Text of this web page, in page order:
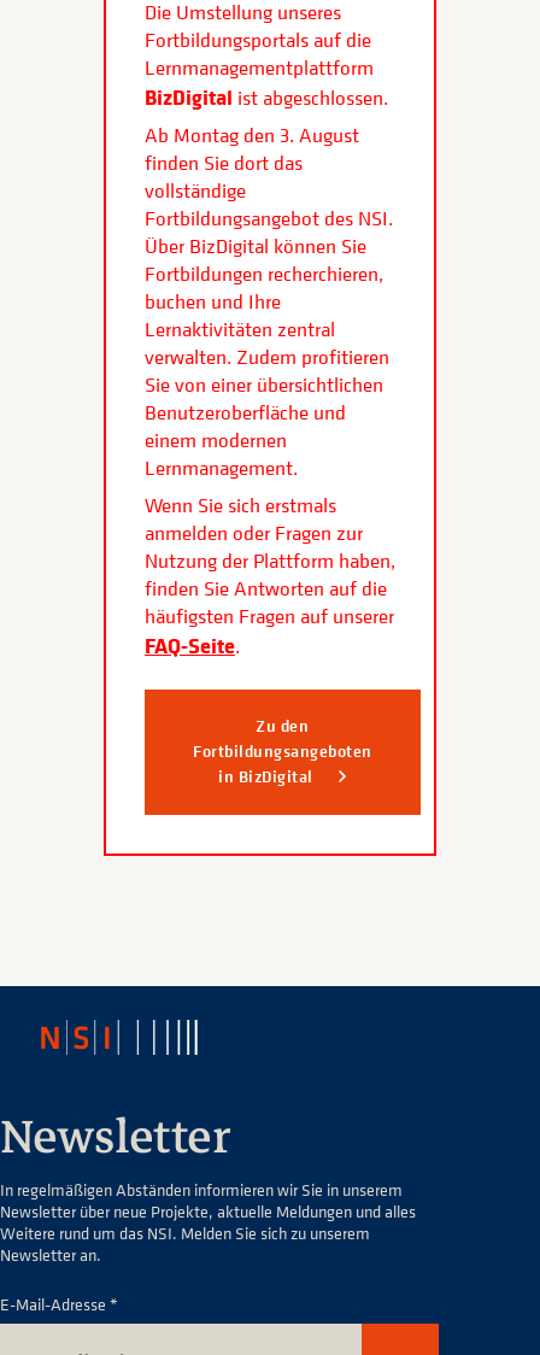
Die Umstellung unseres
Fortbildungsportals auf die
Lernmanagementplattform
BizDigital ist abgeschlossen.
Ab Montag den 3. August
finden Sie dort das
vollständige
Fortbildungsangebot des NSI.
Über BizDigital können Sie
Fortbildungen recherchieren,
buchen und Ihre
Lernaktivitäten zentral
verwalten. Zudem profitieren
Sie von einer übersichtlichen
Benutzeroberfläche und
einem modernen
Lernmanagement.
Wenn Sie sich erstmals
anmelden oder Fragen zur
Nutzung der Plattform haben,
finden Sie Antworten auf die
häufigsten Fragen auf unserer
FAQ-Seite.
Zu den
Fortbildungsangeboten
in BizDigital
Newsletter
In regelmäßigen Abständen informieren wir Sie in unserem
Newsletter über neue Projekte, aktuelle Meldungen und alles
Weitere rund um das NSI. Melden Sie sich zu unserem
Newsletter an.
E-Mail-Adresse *